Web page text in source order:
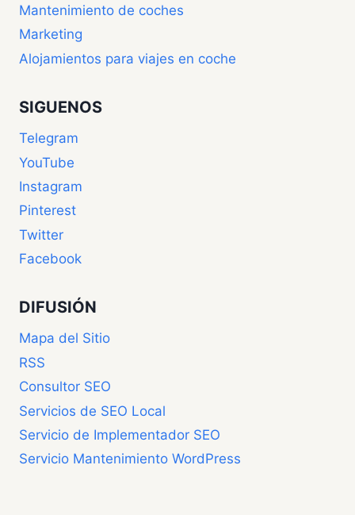
Mantenimiento de coches
Marketing
Alojamientos para viajes en coche
SIGUENOS
Telegram
YouTube
Instagram
Pinterest
Twitter
Facebook
DIFUSIÓN
Mapa del Sitio
RSS
Consultor SEO
Servicios de SEO Local
Servicio de Implementador SEO
Servicio Mantenimiento WordPress